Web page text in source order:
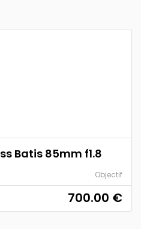
Batis 85mm f1.8
Objectif
700.00 €